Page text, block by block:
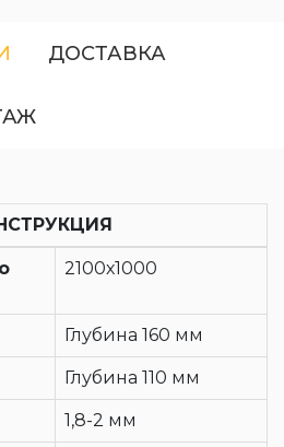
ДОСТАВКА
2100х1000
Глубина 160 мм
Глубина 110 мм
1,8-2 мм